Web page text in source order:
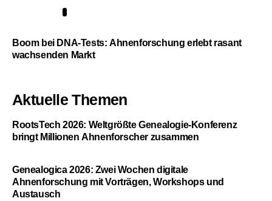
Boom bei DNA-Tests: Ahnenforschung erlebt rasant
wachsenden Markt
Aktuelle Themen
RootsTech 2026: Weltgrößte Genealogie-Konferenz
bringt Millionen Ahnenforscher zusammen
Genealogica 2026: Zwei Wochen digitale
Ahnenforschung mit Vorträgen, Workshops und
Austausch